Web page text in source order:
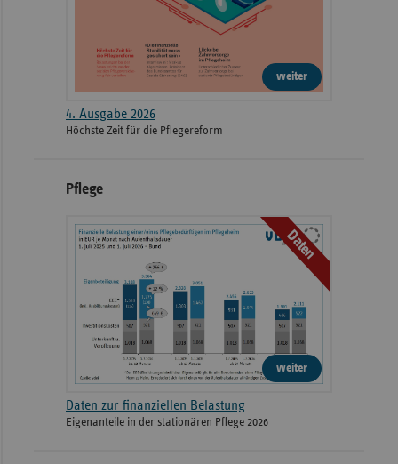
weiter
4. Ausgabe 2026
Höchste Zeit für die Pflegereform
Pflege
Daten
weiter
Daten zur finanziellen Belastung
Eigenanteile in der stationären Pflege 2026